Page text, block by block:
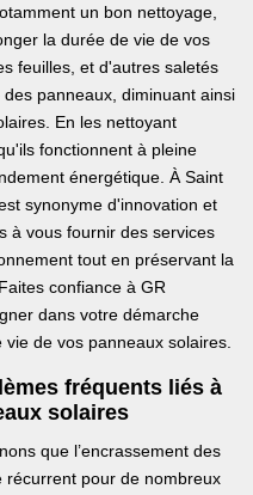
un bon nettoyage,
la durée de vie de vos
feuilles, et d'autres saletés
panneaux, diminuant ainsi
En les nettoyant
fonctionnent à pleine
énergétique. À Saint
synonyme d'innovation et
à vous fournir des services
tout en préservant la
confiance à GR
dans votre démarche
de vos panneaux solaires.
fréquents liés à
solaires
que l’encrassement des
récurrent pour de nombreux